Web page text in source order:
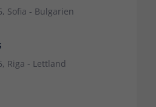
Sofia - Bulgarien
Riga - Lettland